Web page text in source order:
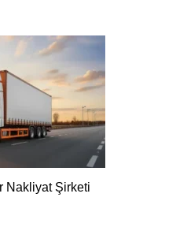
Nakliyat Şirketi